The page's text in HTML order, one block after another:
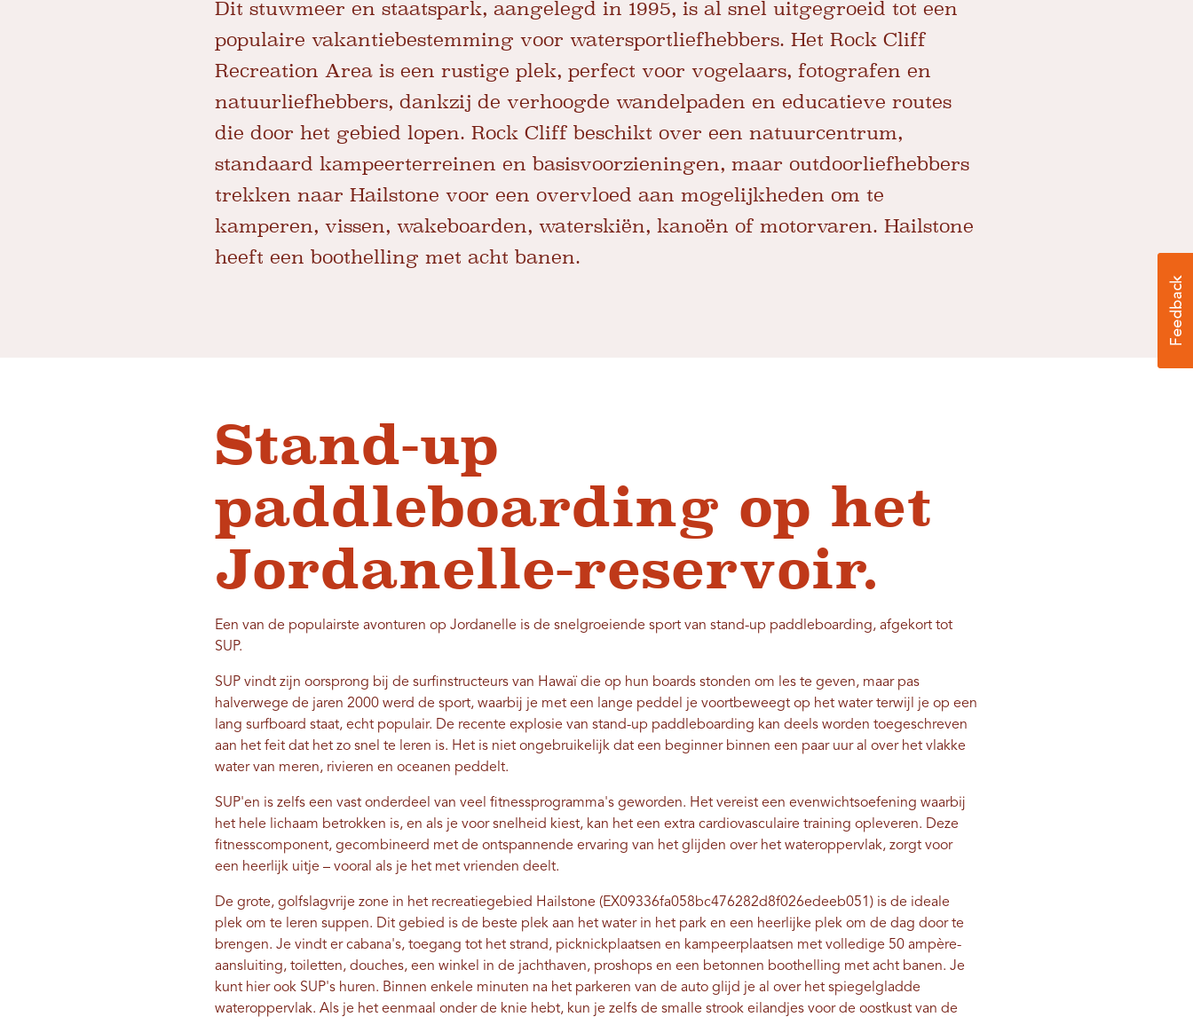
Dit stuwmeer en staatspark, aangelegd in 1995, is al snel uitgegroeid tot een
populaire vakantiebestemming voor watersportliefhebbers. Het Rock Cliff
Recreation Area is een rustige plek, perfect voor vogelaars, fotografen en
natuurliefhebbers, dankzij de verhoogde wandelpaden en educatieve routes
die door het gebied lopen. Rock Cliff beschikt over een natuurcentrum,
standaard kampeerterreinen en basisvoorzieningen, maar outdoorliefhebbers
trekken naar Hailstone voor een overvloed aan mogelijkheden om te
kamperen, vissen, wakeboarden, waterskiën, kanoën of motorvaren. Hailstone
heeft een boothelling met acht banen.
Stand-up
paddleboarding op het
Jordanelle-reservoir.
Een van de populairste avonturen op Jordanelle is de snelgroeiende sport van stand-up paddleboarding, afgekort tot
SUP.
SUP vindt zijn oorsprong bij de surfinstructeurs van Hawaï die op hun boards stonden om les te geven, maar pas
halverwege de jaren 2000 werd de sport, waarbij je met een lange peddel je voortbeweegt op het water terwijl je op een
lang surfboard staat, echt populair. De recente explosie van stand-up paddleboarding kan deels worden toegeschreven
aan het feit dat het zo snel te leren is. Het is niet ongebruikelijk dat een beginner binnen een paar uur al over het vlakke
water van meren, rivieren en oceanen peddelt.
SUP'en is zelfs een vast onderdeel van veel fitnessprogramma's geworden. Het vereist een evenwichtsoefening waarbij
het hele lichaam betrokken is, en als je voor snelheid kiest, kan het een extra cardiovasculaire training opleveren. Deze
fitnesscomponent, gecombineerd met de ontspannende ervaring van het glijden over het wateroppervlak, zorgt voor
een heerlijk uitje – vooral als je het met vrienden deelt.
De grote, golfslagvrije zone in het recreatiegebied Hailstone (EX09336fa058bc476282d8f026edeeb051) is de ideale
plek om te leren suppen. Dit gebied is de beste plek aan het water in het park en een heerlijke plek om de dag door te
brengen. Je vindt er cabana's, toegang tot het strand, picknickplaatsen en kampeerplaatsen met volledige 50 ampère-
aansluiting, toiletten, douches, een winkel in de jachthaven, proshops en een betonnen boothelling met acht banen. Je
kunt hier ook SUP's huren. Binnen enkele minuten na het parkeren van de auto glijd je al over het spiegelgladde
wateroppervlak. Als je het eenmaal onder de knie hebt, kun je zelfs de smalle strook eilandjes voor de oostkust van de